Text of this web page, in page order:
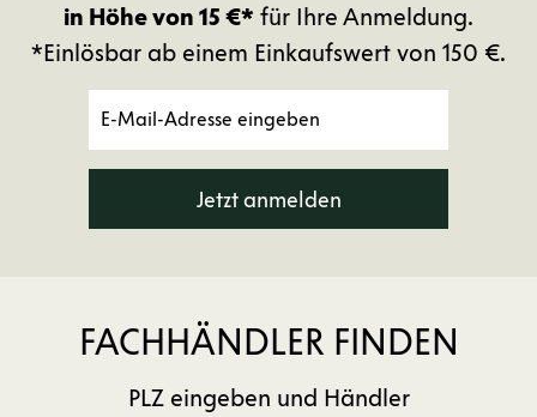
in Höhe von 15 €* für Ihre Anmeldung.
*Einlösbar ab einem Einkaufswert von 150 €.
Jetzt anmelden
FACHHÄNDLER FINDEN
PLZ eingeben und Händler